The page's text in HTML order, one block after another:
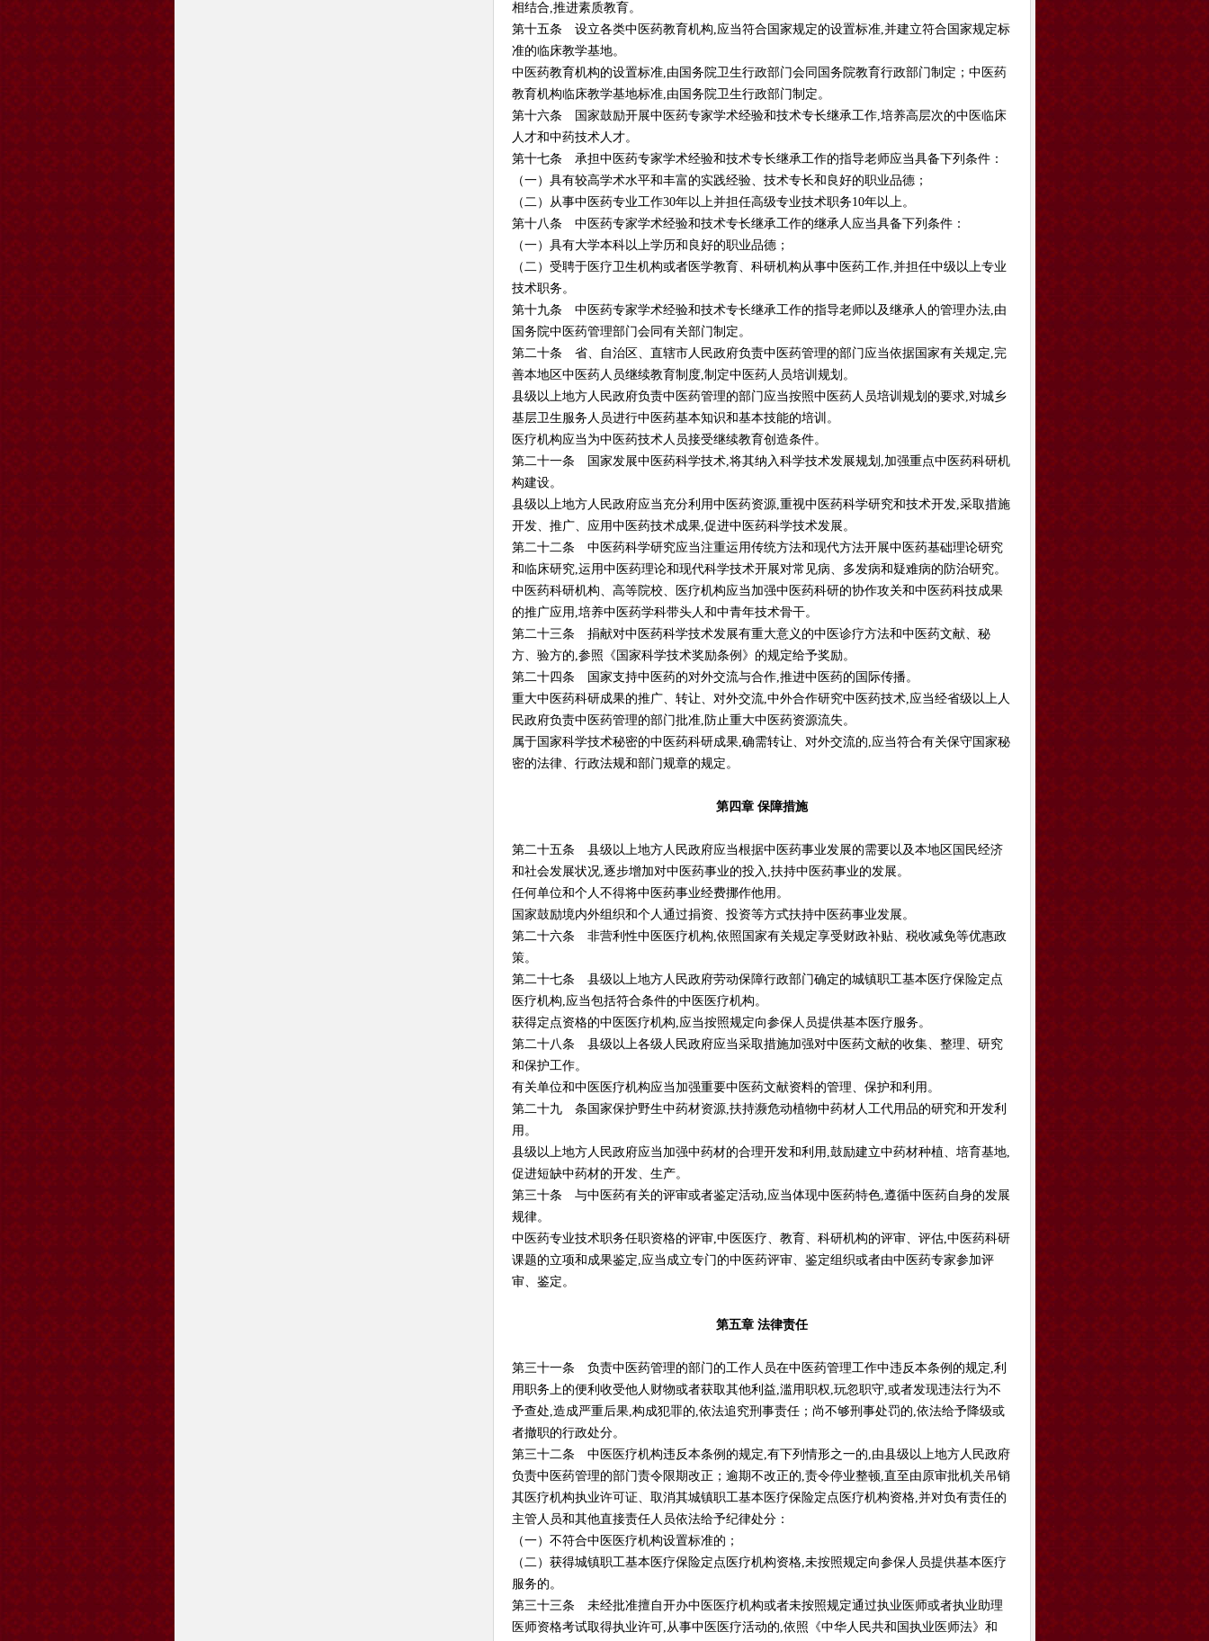
相结合,推进素质教育。
第十五条 设立各类中医药教育机构,应当符合国家规定的设置标准,并建立符合国家规定标
准的临床教学基地。
中医药教育机构的设置标准,由国务院卫生行政部门会同国务院教育行政部门制定；中医药
教育机构临床教学基地标准,由国务院卫生行政部门制定。
第十六条 国家鼓励开展中医药专家学术经验和技术专长继承工作,培养高层次的中医临床
人才和中药技术人才。
第十七条 承担中医药专家学术经验和技术专长继承工作的指导老师应当具备下列条件：
（一）具有较高学术水平和丰富的实践经验、技术专长和良好的职业品德；
（二）从事中医药专业工作30年以上并担任高级专业技术职务10年以上。
第十八条 中医药专家学术经验和技术专长继承工作的继承人应当具备下列条件：
（一）具有大学本科以上学历和良好的职业品德；
（二）受聘于医疗卫生机构或者医学教育、科研机构从事中医药工作,并担任中级以上专业
技术职务。
第十九条 中医药专家学术经验和技术专长继承工作的指导老师以及继承人的管理办法,由
国务院中医药管理部门会同有关部门制定。
第二十条 省、自治区、直辖市人民政府负责中医药管理的部门应当依据国家有关规定,完
善本地区中医药人员继续教育制度,制定中医药人员培训规划。
县级以上地方人民政府负责中医药管理的部门应当按照中医药人员培训规划的要求,对城乡
基层卫生服务人员进行中医药基本知识和基本技能的培训。
医疗机构应当为中医药技术人员接受继续教育创造条件。
第二十一条 国家发展中医药科学技术,将其纳入科学技术发展规划,加强重点中医药科研机
构建设。
县级以上地方人民政府应当充分利用中医药资源,重视中医药科学研究和技术开发,采取措施
开发、推广、应用中医药技术成果,促进中医药科学技术发展。
第二十二条 中医药科学研究应当注重运用传统方法和现代方法开展中医药基础理论研究
和临床研究,运用中医药理论和现代科学技术开展对常见病、多发病和疑难病的防治研究。
中医药科研机构、高等院校、医疗机构应当加强中医药科研的协作攻关和中医药科技成果
的推广应用,培养中医药学科带头人和中青年技术骨干。
第二十三条 捐献对中医药科学技术发展有重大意义的中医诊疗方法和中医药文献、秘
方、验方的,参照《国家科学技术奖励条例》的规定给予奖励。
第二十四条 国家支持中医药的对外交流与合作,推进中医药的国际传播。
重大中医药科研成果的推广、转让、对外交流,中外合作研究中医药技术,应当经省级以上人
民政府负责中医药管理的部门批准,防止重大中医药资源流失。
属于国家科学技术秘密的中医药科研成果,确需转让、对外交流的,应当符合有关保守国家秘
密的法律、行政法规和部门规章的规定。
第四章 保障措施
第二十五条 县级以上地方人民政府应当根据中医药事业发展的需要以及本地区国民经济
和社会发展状况,逐步增加对中医药事业的投入,扶持中医药事业的发展。
任何单位和个人不得将中医药事业经费挪作他用。
国家鼓励境内外组织和个人通过捐资、投资等方式扶持中医药事业发展。
第二十六条 非营利性中医医疗机构,依照国家有关规定享受财政补贴、税收减免等优惠政
策。
第二十七条 县级以上地方人民政府劳动保障行政部门确定的城镇职工基本医疗保险定点
医疗机构,应当包括符合条件的中医医疗机构。
获得定点资格的中医医疗机构,应当按照规定向参保人员提供基本医疗服务。
第二十八条 县级以上各级人民政府应当采取措施加强对中医药文献的收集、整理、研究
和保护工作。
有关单位和中医医疗机构应当加强重要中医药文献资料的管理、保护和利用。
第二十九 条国家保护野生中药材资源,扶持濒危动植物中药材人工代用品的研究和开发利
用。
县级以上地方人民政府应当加强中药材的合理开发和利用,鼓励建立中药材种植、培育基地,
促进短缺中药材的开发、生产。
第三十条 与中医药有关的评审或者鉴定活动,应当体现中医药特色,遵循中医药自身的发展
规律。
中医药专业技术职务任职资格的评审,中医医疗、教育、科研机构的评审、评估,中医药科研
课题的立项和成果鉴定,应当成立专门的中医药评审、鉴定组织或者由中医药专家参加评
审、鉴定。
第五章 法律责任
第三十一条 负责中医药管理的部门的工作人员在中医药管理工作中违反本条例的规定,利
用职务上的便利收受他人财物或者获取其他利益,滥用职权,玩忽职守,或者发现违法行为不
予查处,造成严重后果,构成犯罪的,依法追究刑事责任；尚不够刑事处罚的,依法给予降级或
者撤职的行政处分。
第三十二条 中医医疗机构违反本条例的规定,有下列情形之一的,由县级以上地方人民政府
负责中医药管理的部门责令限期改正；逾期不改正的,责令停业整顿,直至由原审批机关吊销
其医疗机构执业许可证、取消其城镇职工基本医疗保险定点医疗机构资格,并对负有责任的
主管人员和其他直接责任人员依法给予纪律处分：
（一）不符合中医医疗机构设置标准的；
（二）获得城镇职工基本医疗保险定点医疗机构资格,未按照规定向参保人员提供基本医疗
服务的。
第三十三条 未经批准擅自开办中医医疗机构或者未按照规定通过执业医师或者执业助理
医师资格考试取得执业许可,从事中医医疗活动的,依照《中华人民共和国执业医师法》和